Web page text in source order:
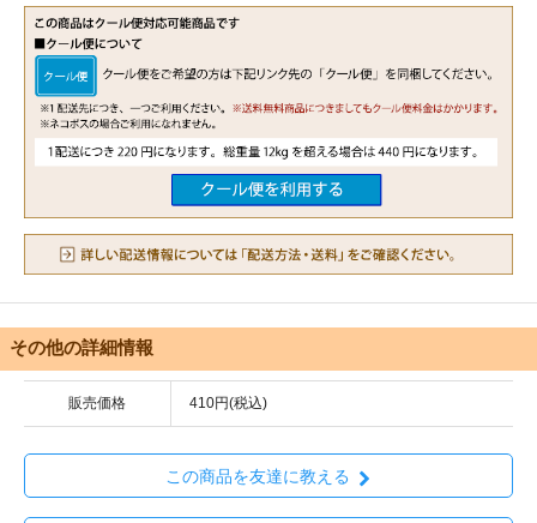
その他の詳細情報
販売価格 410円(税込)
この商品を友達に教える